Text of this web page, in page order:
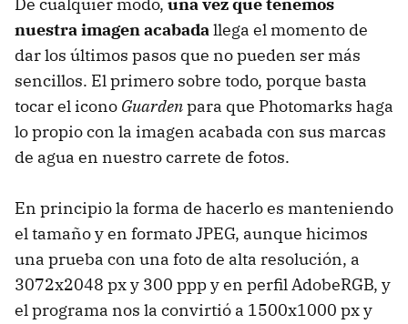
De cualquier modo, una vez que tenemos
nuestra imagen acabadallega el momento de
dar los últimos pasos que no pueden ser más
sencillos. El primero sobre todo, porque basta
tocar el icono Guardenpara que Photomarks haga
lo propio con la imagen acabada con sus marcas
de agua en nuestro carrete de fotos.
En principio la forma de hacerlo es manteniendo
el tamaño y en formato JPEG, aunque hicimos
una prueba con una foto de alta resolución, a
3072x2048 px y 300 ppp y en perfil AdobeRGB, y
el programa nos la convirtió a 1500x1000 px y